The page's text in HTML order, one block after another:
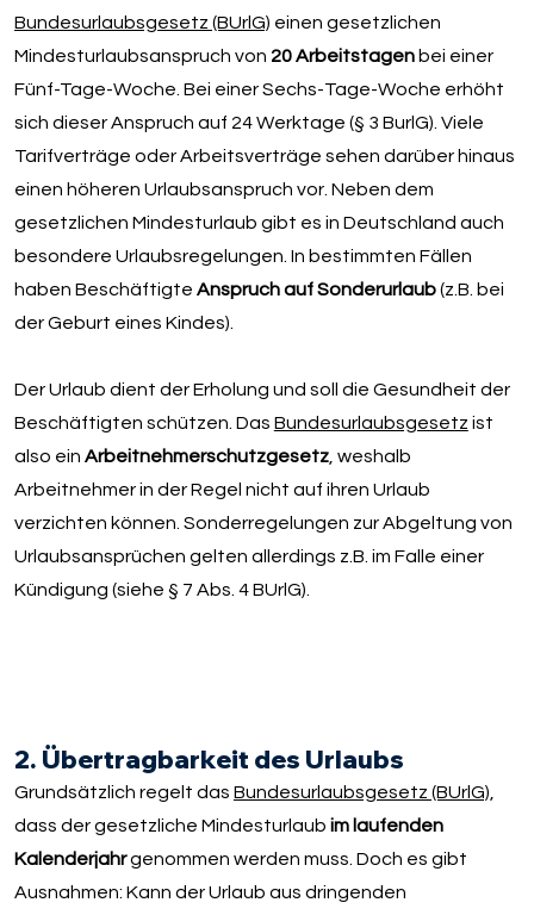
Bundesurlaubsgesetz (BUrlG) einen gesetzlichen
Mindesturlaubsanspruch von 20 Arbeitstagen bei einer
Fünf-Tage-Woche. Bei einer Sechs-Tage-Woche erhöht
sich dieser Anspruch auf 24 Werktage (§ 3 BurlG). Viele
Tarifverträge oder Arbeitsverträge sehen darüber hinaus
einen höheren Urlaubsanspruch vor. Neben dem
gesetzlichen Mindesturlaub gibt es in Deutschland auch
besondere Urlaubsregelungen. In bestimmten Fällen
haben BeschäftigteAnspruch auf Sonderurlaub(z.B. bei
der Geburt eines Kindes).
Der Urlaub dient der Erholung und so ll die Gesundheit der
Beschäftigten schützen. Das Bundesurlaubsgesetz ist
also ein Arbeitnehmerschutzgesetz, weshalb
Arbeitnehmer in der Regel nicht auf ihren Urlaub
verzichten können. Sonderregelungen zur Abgeltung von
Urlaubsansprüchen gelten allerdings z.B. im Falle einer
Kündigung (siehe § 7 Abs. 4 BUrlG).
2. Übertragbarkeit des Urlaubs
Grundsätzlich regelt das Bundesurlaubsgesetz (BUrlG)
dass der gesetzliche Mindesturlaub im laufenden
Kalenderjahrgenommen werden muss. Doch es gibt
Ausnahmen: Kann der Urlaub aus dringenden